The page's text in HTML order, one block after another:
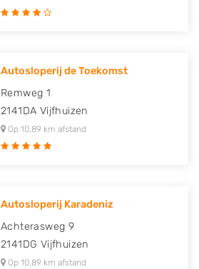
Autosloperij de Toekomst
Remweg 1
2141DA Vijfhuizen
Op 10,89 km afstand
Autosloperij Karadeniz
Achterasweg 9
2141DG Vijfhuizen
Op 10,89 km afstand